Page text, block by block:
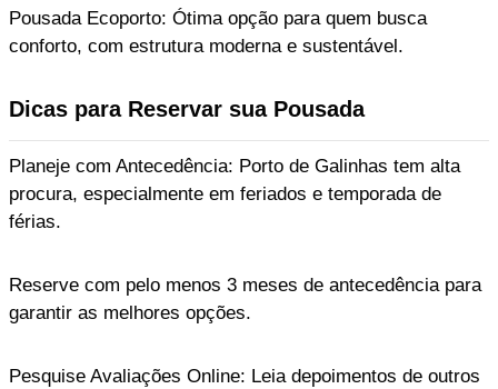
Pousada Ecoporto: Ótima opção para quem busca
conforto, com estrutura moderna e sustentável.
Dicas para Reservar sua Pousada
Planeje com Antecedência: Porto de Galinhas tem alta
procura, especialmente em feriados e temporada de
férias.
Reserve com pelo menos 3 meses de antecedência para
garantir as melhores opções.
Pesquise Avaliações Online: Leia depoimentos de outros